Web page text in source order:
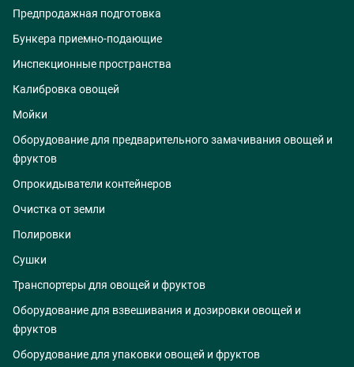
Предпродажная подготовка
Бункера приемно-подающие
Инспекционные пространства
Калибровка овощей
Мойки
Оборудование для предварительного замачивания овощей и
фруктов
Опрокидыватели контейнеров
Очистка от земли
Полировки
Сушки
Транспортеры для овощей и фруктов
Оборудование для взвешивания и дозировки овощей и
фруктов
Оборудование для упаковки овощей и фруктов